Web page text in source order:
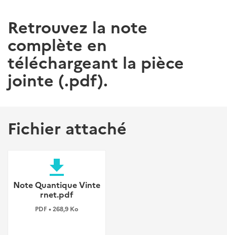
Retrouvez la note
complète en
téléchargeant la pièce
jointe (.pdf).
Fichier attaché
file_download
Note Quantique Vinte
rnet.pdf
PDF • 268,9 Ko